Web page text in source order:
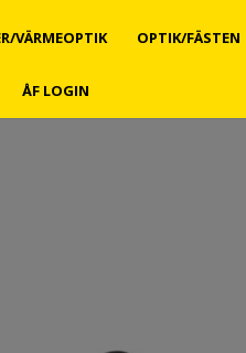
VÄRMEOPTIK OPTIK/FÄSTEN
ÅF LOGIN